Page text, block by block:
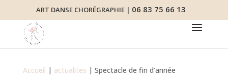
ART DANSE CHORÉGRAPHIE | 06 83 75 66 13
Accueil | actualites | Spectacle de fin d’année